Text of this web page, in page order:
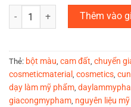
Cam đất số lượng Thêm vào
Thẻ: bột màu, cam đất, chuyển
cosmeticmaterial , cosmetics,
dạy làm mỹ phẩm,
giacongmypham, nguyên liệu